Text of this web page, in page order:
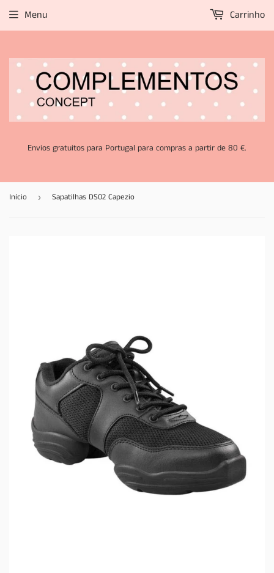
Envios gratuitos para Portugal para compras a partir de 80 €.
Menu Carrinho
Início › Sapatilhas DS02 Capezio